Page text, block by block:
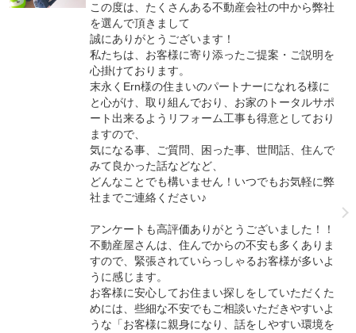
この度は、たくさんある不動産会社の中から弊社
を選んで頂きまして
誠にありがとうございます！
私たちは、お客様に寄り添ったご提案・ご説明を
心掛けております。
末永くErn様の住まいのパートナーになれる様に
と心がけ、取り組んでおり、お家のトータルサポ
ート出来るようリフォーム工事も得意としており
ますので、
気になる事、ご質問、困った事、世間話、住んで
みて良かった話などなど、
どんなことでも構いません！いつでもお気軽に弊
社までご連絡ください♪
アンケートも高評価ありがとうございました！！
不動産屋さんは、住んでからの不安も多くありま
すので、緊張されていらっしゃるお客様が多いよ
うに感じます。
お客様に安心してお住まい探しをしていただくた
めには、些細な不安でもご相談いただきやすいよ
うな「お客様に親身になり、話をしやすい環境を